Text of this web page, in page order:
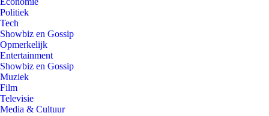
Politiek
Tech
Showbiz en Gossip
Opmerkelijk
Entertainment
Showbiz en Gossip
Muziek
Film
Televisie
Media & Cultuur